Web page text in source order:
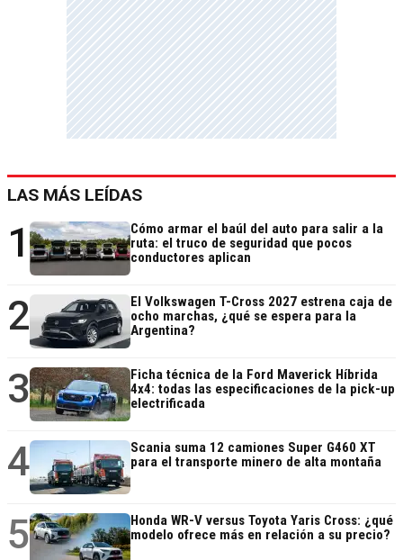
LAS MÁS LEÍDAS
1
Cómo armar el baúl del auto para salir a la
ruta: el truco de seguridad que pocos
conductores aplican
2
El Volkswagen T-Cross 2027 estrena caja de
ocho marchas, ¿qué se espera para la
Argentina?
3
Ficha técnica de la Ford Maverick Híbrida
4x4: todas las especificaciones de la pick-up
electrificada
4
Scania suma 12 camiones Super G460 XT
para el transporte minero de alta montaña
5
Honda WR-V versus Toyota Yaris Cross: ¿qué
modelo ofrece más en relación a su precio?